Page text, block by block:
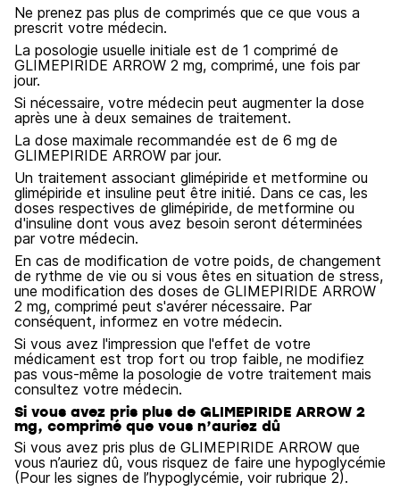
Ne prenez pas plus de comprimés que ce que vous a
prescrit votre médecin.
La posologie usuelle initiale est de 1 comprimé de
GLIMEPIRIDE ARROW 2 mg, comprimé, une fois par
jour.
Si nécessaire, votre médecin peut augmenter la dose
après une à deux semaines de traitement.
La dose maximale recommandée est de 6 mg de
GLIMEPIRIDE ARROW par jour.
Un traitement associant glimépiride et metformine ou
glimépiride et insuline peut être initié. Dans ce cas, les
doses respectives de glimépiride, de metformine ou
d'insuline dont vous avez besoin seront déterminées
par votre médecin.
En cas de modification de votre poids, de changement
de rythme de vie ou si vous êtes en situation de stress,
une modification des doses de GLIMEPIRIDE ARROW
2 mg, comprimé peut s'avérer nécessaire. Par
conséquent, informez en votre médecin.
Si vous avez l'impression que l'effet de votre
médicament est trop fort ou trop faible, ne modifiez
pas vous-même la posologie de votre traitement mais
consultez votre médecin.
Si vous avez pris plus de GLIMEPIRIDE ARROW 2
mg, comprimé que vous n’auriez dû
Si vous avez pris plus de GLIMEPIRIDE ARROW que
vous n’auriez dû, vous risquez de faire une hypoglycémie
(Pour les signes de l’hypoglycémie, voir rubrique 2).